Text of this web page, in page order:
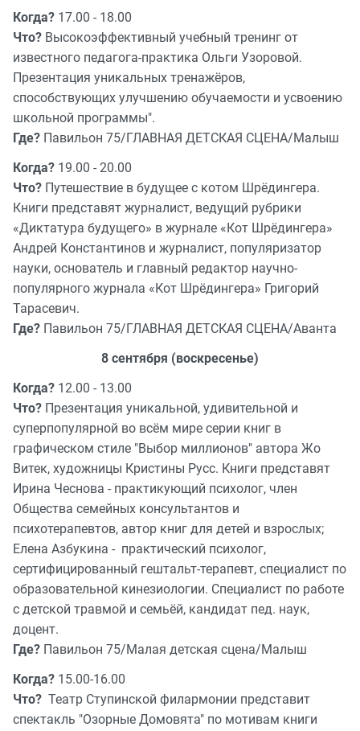
Когда? 17.00 - 18.00
Что? Высокоэффективный учебный тренинг от
известного педагога-практика Ольги Узоровой.
Презентация уникальных тренажёров,
способствующих улучшению обучаемости и усвоению
школьной программы".
Где? Павильон 75/ГЛАВНАЯ ДЕТСКАЯ СЦЕНА/Малыш
Когда? 19.00 - 20.00
Что? Путешествие в будущее с котом Шрёдингера.
Книги представят журналист, ведущий рубрики
«Диктатура будущего» в журнале «Кот Шрёдингера»
Андрей Константинов и журналист, популяризатор
науки, основатель и главный редактор научно-
популярного журнала «Кот Шрёдингера» Григорий
Тарасевич.
Где? Павильон 75/ГЛАВНАЯ ДЕТСКАЯ СЦЕНА/Аванта
8 сентября (воскресенье)
Когда? 12.00 - 13.00
Что? Презентация уникальной, удивительной и
суперпопулярной во всём мире серии книг в
графическом стиле "Выбор миллионов" автора Жо
Витек, художницы Кристины Русс. Книги представят
Ирина Чеснова - практикующий психолог, член
Общества семейных консультантов и
психотерапевтов, автор книг для детей и взрослых;
Елена Азбукина - практический психолог,
сертифицированный гештальт-терапевт, специалист по
образовательной кинезиологии. Специалист по работе
с детской травмой и семьёй, кандидат пед. наук,
доцент.
Где? Павильон 75/Малая детская сцена/Малыш
Когда? 15.00-16.00
Что? Театр Ступинской филармонии представит
спектакль "Озорные Домовята" по мотивам книги